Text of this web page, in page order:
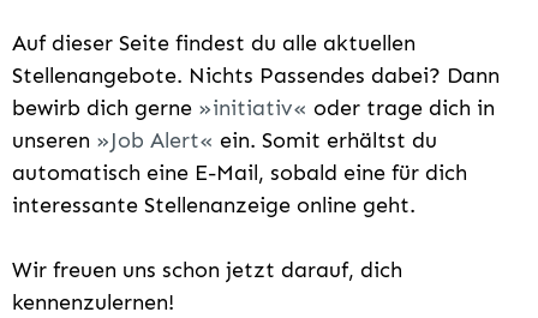
Auf dieser Seite findest du alle aktuellen
Stellenangebote. Nichts Passendes dabei? Dann
bewirb dich gerne
initiativ
oder trage dich in
unseren
Job Alert
ein. Somit erhältst du
automatisch eine E-Mail, sobald eine für dich
interessante Stellenanzeige online geht.
Wir freuen uns schon jetzt darauf, dich
kennenzulernen!